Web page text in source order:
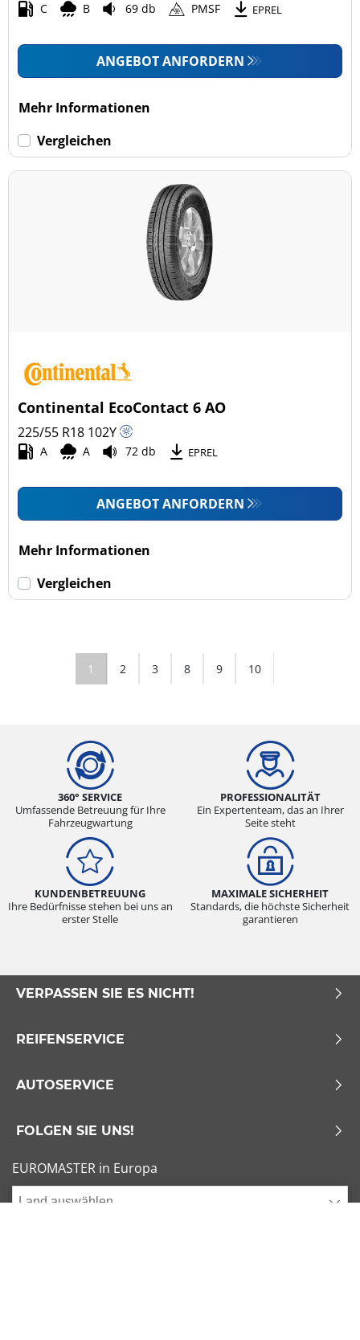
C B 69 db PMSF EPREL
ANGEBOT ANFORDERN
Mehr Informationen
Vergleichen
Continental EcoContact 6 AO
225/55 R18 102Y
A A 72 db EPREL
ANGEBOT ANFORDERN
Mehr Informationen
Vergleichen
1 2 3 8 9 10
360° SERVICE
Umfassende Betreuung für Ihre
Fahrzeugwartung
PROFESSIONALITÄT
Ein Expertenteam, das an Ihrer
Seite steht
KUNDENBETREUUNG
Ihre Bedürfnisse stehen bei uns an
erster Stelle
MAXIMALE SICHERHEIT
Standards, die höchste Sicherheit
garantieren
VERPASSEN SIE ES NICHT!
REIFENSERVICE
AUTOSERVICE
FOLGEN SIE UNS!
EUROMASTER in Europa
Land auswählen